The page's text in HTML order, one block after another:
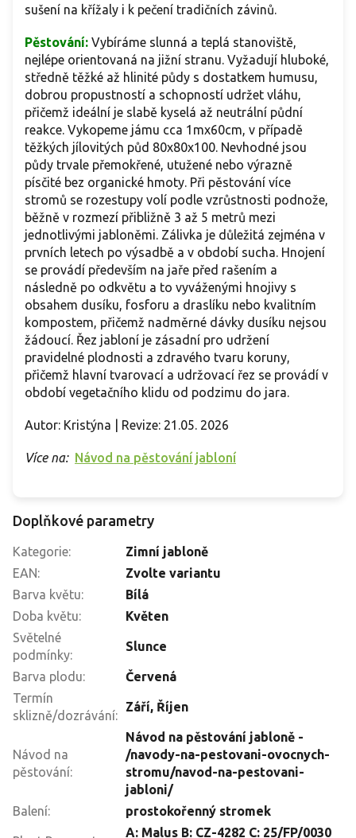
sušení na křížaly i k pečení tradičních závinů.
Pěstování: Vybíráme slunná a teplá stanoviště,
nejlépe orientovaná na jižní stranu. Vyžadují hluboké,
středně těžké až hlinité půdy s dostatkem humusu,
dobrou propustností a schopností udržet vláhu,
přičemž ideální je slabě kyselá až neutrální půdní
reakce. Vykopeme jámu cca 1mx60cm, v případě
těžkých jílovitých půd 80x80x100. Nevhodné jsou
půdy trvale přemokřené, utužené nebo výrazně
písčité bez organické hmoty. Při pěstování více
stromů se rozestupy volí podle vzrůstnosti podnože,
běžně v rozmezí přibližně 3 až 5 metrů mezi
jednotlivými jabloněmi. Zálivka je důležitá zejména v
prvních letech po výsadbě a v období sucha. Hnojení
se provádí především na jaře před rašením a
následně po odkvětu a to vyváženými hnojivy s
obsahem dusíku, fosforu a draslíku nebo kvalitním
kompostem, přičemž nadměrné dávky dusíku nejsou
žádoucí. Řez jabloní je zásadní pro udržení
pravidelné plodnosti a zdravého tvaru koruny,
přičemž hlavní tvarovací a udržovací řez se provádí v
období vegetačního klidu od podzimu do jara.
Autor: Kristýna | Revize: 21.05. 2026
Více na: Návod na pěstování jabloní
Doplňkové parametry
Kategorie:
Zimní jabloně
EAN:
Zvolte variantu
Barva květu:
Bílá
Doba květu:
Květen
Světelné
podmínky:
Slunce
Barva plodu:
Červená
Termín
sklizně/dozrávání:
Září, Říjen
Návod na
pěstování:
Návod na pěstování jabloně -
/navody-na-pestovani-ovocnych-
stromu/navod-na-pestovani-
jabloni/
Balení: prostokořenný stromek
A: Malus B: CZ-4282 C: 25/FP/0030